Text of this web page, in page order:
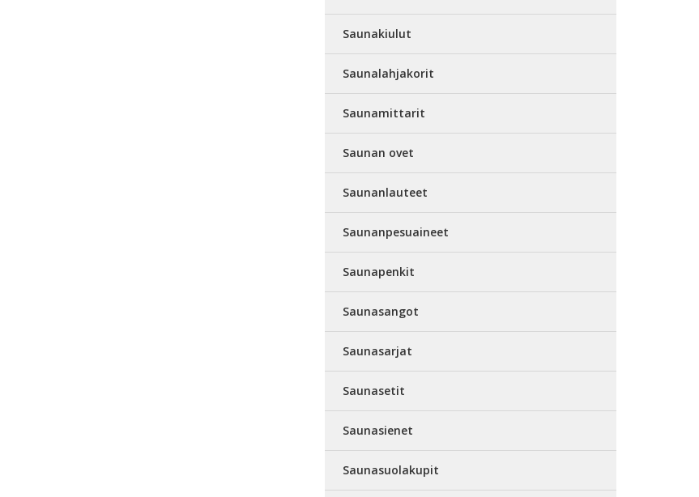
Saunakiulut
Saunalahjakorit
Saunamittarit
Saunan ovet
Saunanlauteet
Saunanpesuaineet
Saunapenkit
Saunasangot
Saunasarjat
Saunasetit
Saunasienet
Saunasuolakupit